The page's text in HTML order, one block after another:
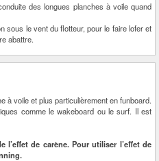
des longues planches à voile quand
sous le vent du flotteur, pour le faire lofer et
abattre.
à voile et plus particulièrement en funboard.
comme le wakeboard ou le surf. Il est
l’effet de carène. Pour utiliser l’effet de